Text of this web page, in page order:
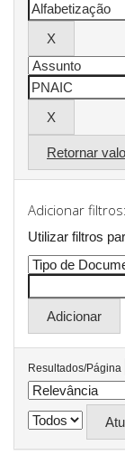
Retornar
Adicionar filtros:
Utilizar filtros
Resultados/Página